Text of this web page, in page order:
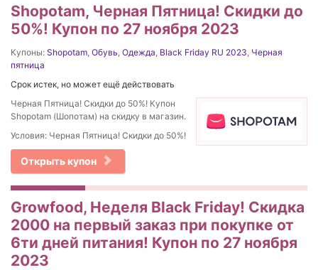
Shopotam, Черная Пятница! Скидки до
50%! Купон по 27 ноября 2023
Купоны: Shopotam, Обувь, Одежда, Black Friday RU 2023, Черная
пятница
Срок истек, но может ещё действовать
Черная Пятница! Скидки до 50%! Купон
Shopotam (Шопотам) на скидку в магазин.
Условия: Черная Пятница! Скидки до 50%!
Открыть купон
Growfood, Неделя Black Friday! Скидка
2000 на первый заказ при покупке от
6ти дней питания! Купон по 27 ноября
2023